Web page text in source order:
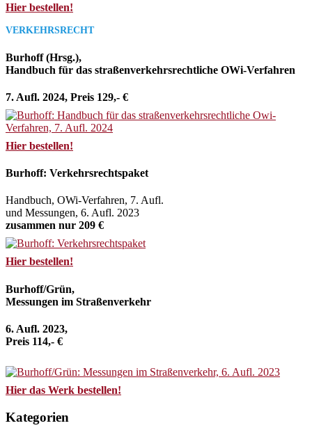
Hier bestellen!
VERKEHRSRECHT
Burhoff (Hrsg.),
Handbuch für das straßenverkehrsrechtliche OWi-Verfahren
7. Aufl. 2024, Preis 129,- €
Hier bestellen!
Burhoff: Verkehrsrechtspaket
Handbuch, OWi-Verfahren, 7. Aufl.
und Messungen, 6. Aufl. 2023
zusammen nur 209 €
Hier bestellen!
Burhoff/Grün,
Messungen im Straßenverkehr
6. Aufl. 2023,
Preis 114,- €
Hier das Werk bestellen!
Kategorien